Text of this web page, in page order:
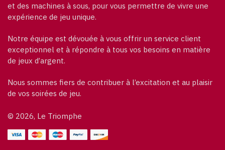
et des machines à sous, pour vous permettre de vivre une
expérience de jeu unique.
Notre équipe est dévouée à vous offrir un service client
exceptionnel et à répondre à tous vos besoins en matière
de jeux d’argent.
Nous sommes fiers de contribuer à l’excitation et au plaisir
de vos soirées de jeu.
© 2026, Le Triomphe